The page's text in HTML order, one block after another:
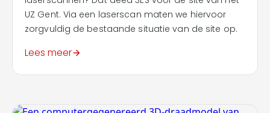
UZ Gent. Via een laserscan maten we hiervoor
zorgvuldig de bestaande situatie van de site op.
Lees meer